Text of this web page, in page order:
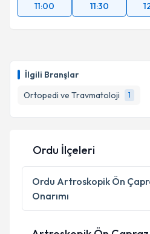
İlgili Branşlar
Ortopedi ve Travmatoloji
1
11:00
11:30
Ordu İlçeleri
Ordu Artroskopik Ön
Onarımı